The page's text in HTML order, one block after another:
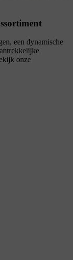
een dynamische
onze